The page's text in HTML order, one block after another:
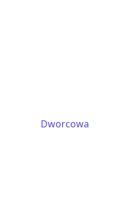
Dworcowa